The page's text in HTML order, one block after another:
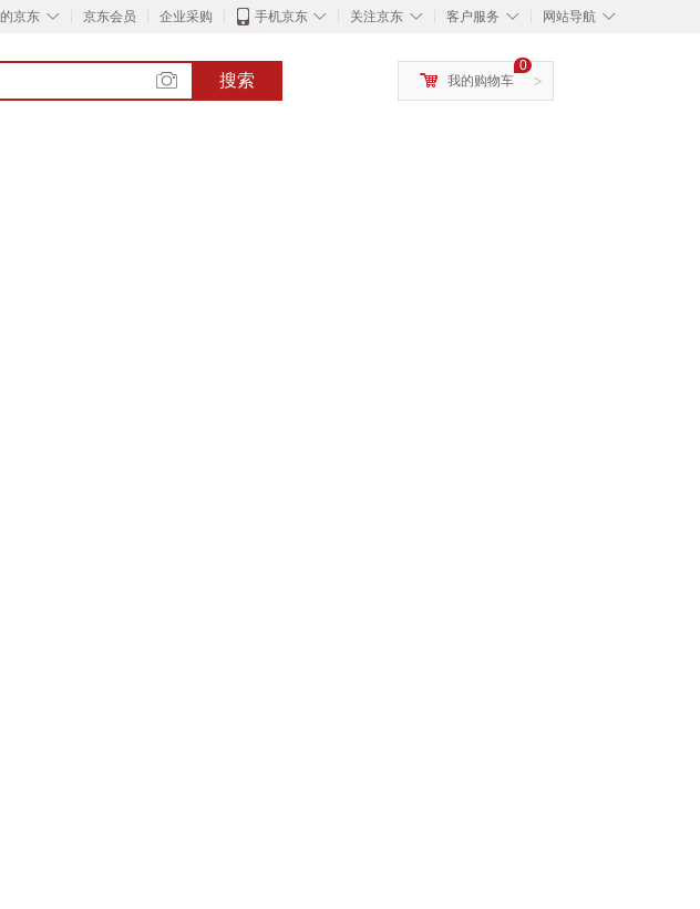
◇
京东 京东会员 企业采购 ◇
手机京东 ◇
关注京东 ◇
客户服务 ◇
网站导航
搜索 >
0
我的购物车